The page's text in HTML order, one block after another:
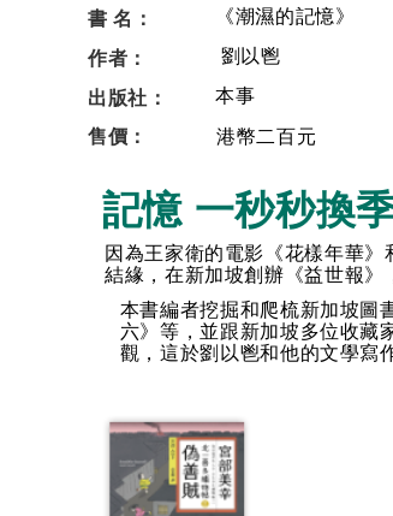
書 名： 《潮濕的記憶》
作者： 劉以鬯
出版社： 本事
售價： 港幣二百元
記憶 一秒秒換
因為王家衛的電影《花樣年華》
結緣，在新加坡創辦《益世報》
本書編者挖掘和爬梳新加坡圖
六》等，並跟新加坡多位收藏
觀，這於劉以鬯和他的文學寫